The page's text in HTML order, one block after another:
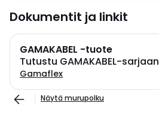
Dokumentit ja linkit
GAMAKABEL -tuote
Tutustu GAMAKABEL-sarjaan
Gamaflex
Näytä murupolku